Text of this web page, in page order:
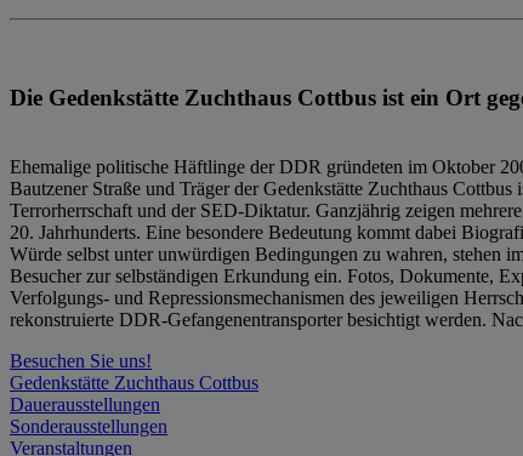
Die Gedenkstätte Zuchthaus Cottbus ist ein Ort
Ehemalige politische Häftlinge der DDR gründeten im Oktober
Bautzener Straße und Träger der Gedenkstätte Zuchthaus
Terrorherrschaft und der SED-Diktatur. Ganzjährig zeigen
20. Jahrhunderts. Eine besondere Bedeutung kommt dabei
Würde selbst unter unwürdigen Bedingungen zu wahren, stehen
Besucher zur selbständigen Erkundung ein. Fotos, Dokumente,
Verfolgungs- und Repressionsmechanismen des jeweiligen
rekonstruierte DDR-Gefangenentransporter besichtigt werden.
Besuchen Sie uns!
Gedenkstätte Zuchthaus Cottbus
Dauerausstellungen
Sonderausstellungen
Veranstaltungen